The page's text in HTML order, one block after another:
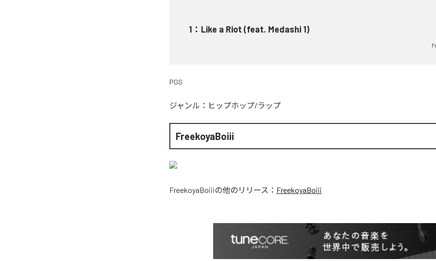
1 ： Like a Riot (feat. Medashi 1)
PGS
ジャンル： ヒップホップ/ラップ
FreekoyaBoiii
FreekoyaBoiiiの他のリリース： FreekoyaBoiii